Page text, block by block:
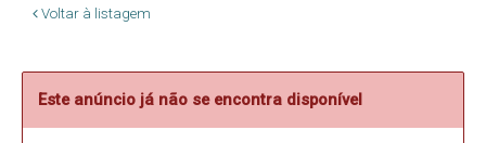
Voltar à listagem
Este anúncio já não se encontra disponível